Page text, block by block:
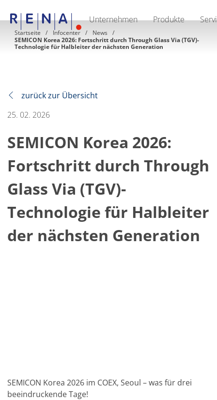
Unternehmen Produkte
EN DE CN
Unternehmen
Nachhaltigkeit
RENA North America
RENA Polska
RENA weltweit
Halbleiter
Batch-Eintauchen
Einzelwaferbearbeitung
Wafering
Galvanik
Wafer-Trocknung
Chemische Abgabesysteme
Erneuerbare Energien
Solarwafer
Solarzelle Inline
Solarzelle Batch
Ersatzteilservice
Upgrades
Startseite Infocenter
News
SEMICON Korea 2026: Fortschritt durch Through Glass Via (TGV)-
Technologie für Halbleiter der nächsten Generation
zurück zur Übersicht
25. 02. 2026
SEMICON Korea 2026:
Fortschritt durch Through
Glass Via (TGV)-
Technologie für Halbleiter
der nächsten Generation
SEMICON Korea 2026 im COEX, Seoul – was für drei
beeindruckende Tage!